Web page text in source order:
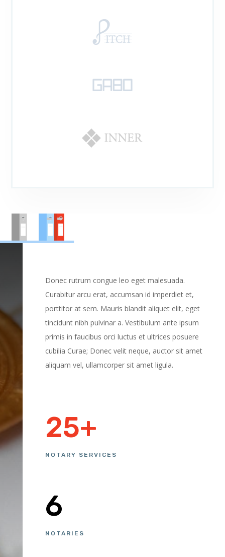
Donec rutrum congue leo eget malesuada.
Curabitur arcu erat, accumsan id imperdiet et,
porttitor at sem. Mauris blandit aliquet elit, eget
tincidunt nibh pulvinar a. Vestibulum ante ipsum
primis in faucibus orci luctus et ultrices posuere
cubilia Curae; Donec velit neque, auctor sit amet
aliquam vel, ullamcorper sit amet ligula.
25+
NOTARY SERVICES
6
NOTARIES